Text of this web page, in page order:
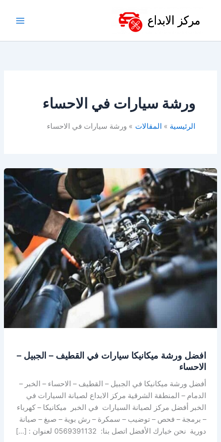
ورشة سيارات في الاحساء
الرئيسية المقالات ورشة سيارات في الاحساء
افضل ورشة ميكانيكا سيارات في القطيف – الجبيل –
الاحساء
أفضل ورشة ميكانيكا في الجبيل – القطيف – الاحساء – الخبر –
الدمام – المنطقة الشرقية مركز الابداع لصيانة السيارات في
الخبر أفضل مركز لصيانة السيارات في الخبر ميكانيكا – كهرباء
– برمجة – فحص – توضيب – سمكرة – رش بوية – صبغ – صيانة
دورية نحن خيارك الأفضل اتصل بنا: 0569391132 لعنوان : […]
افضل
ورشة
ميكانيكا
سيارات
في
القطيف
–
الجبيل
–
الاحساء